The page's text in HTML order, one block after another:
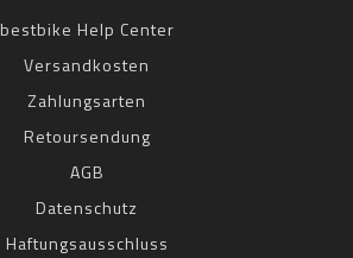
bestbike Help Center
Versandkosten
Zahlungsarten
Retoursendung
AGB
Datenschutz
Haftungsausschluss